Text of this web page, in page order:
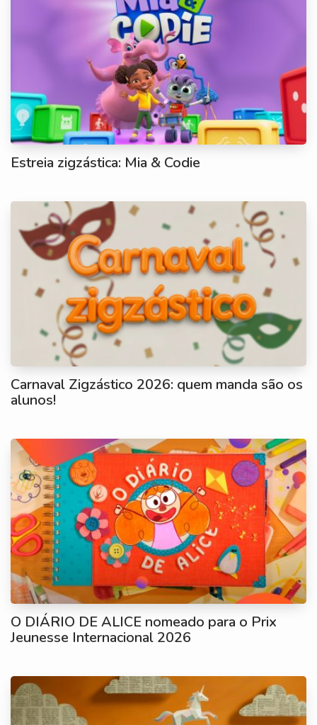
Estreia zigzástica: Mia & Codie
Carnaval Zigzástico 2026: quem manda são os
alunos!
O DIÁRIO DE ALICE nomeado para o Prix
Jeunesse Internacional 2026